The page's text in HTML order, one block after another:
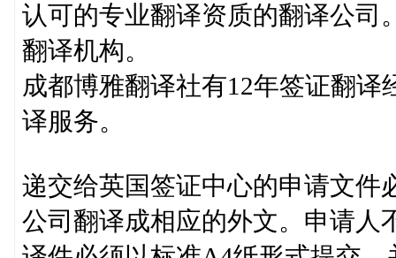
认可的专业翻译资质的翻译公司
翻译机构。
成都博雅翻译社有12年签证翻
译服务。
递交给英国签证中心的申请文件
公司翻译成相应的外文。申请人